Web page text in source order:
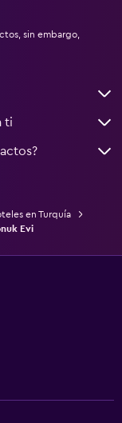
sin embargo,
ti
en Turquía
Evi